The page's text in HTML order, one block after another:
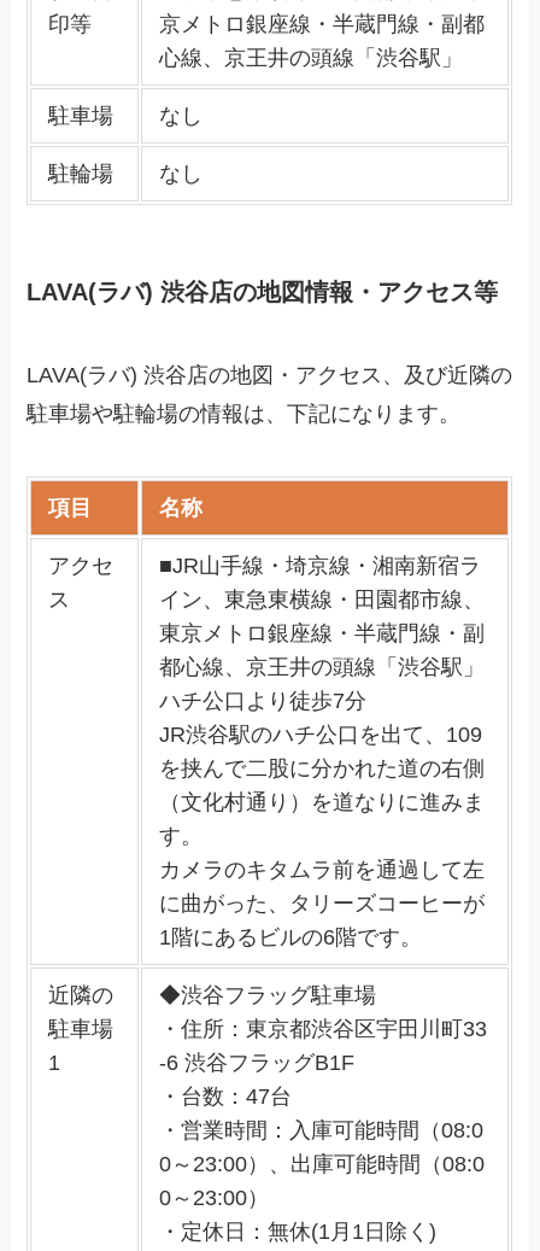
印等
京メトロ銀座線・半蔵門線・副都
心線、京王井の頭線「渋谷駅」
駐車場 なし
駐輪場 なし
LAVA(ラバ) 渋谷店の地図情報・アクセス等
LAVA(ラバ) 渋谷店の地図・アクセス、及び近隣の
駐車場や駐輪場の情報は、下記になります。
項目 名称
アクセ
ス
■JR山手線・埼京線・湘南新宿ラ
イン、東急東横線・田園都市線、
東京メトロ銀座線・半蔵門線・副
都心線、京王井の頭線「渋谷駅」
ハチ公口より徒歩7分
JR渋谷駅のハチ公口を出て、109
を挟んで二股に分かれた道の右側
（文化村通り）を道なりに進みま
す。
カメラのキタムラ前を通過して左
に曲がった、タリーズコーヒーが
1階にあるビルの6階です。
近隣の
駐車場
1
◆渋谷フラッグ駐車場
・住所：東京都渋谷区宇田川町33
-6 渋谷フラッグB1F
・台数：47台
・営業時間：入庫可能時間（08:0
0～23:00）、出庫可能時間（08:0
0～23:00）
・定休日：無休(1月1日除く)